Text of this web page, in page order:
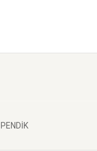
PENDİK